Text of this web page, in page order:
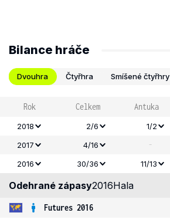
Bilance hráče
Dvouhra Čtyřhra Smíšené čtyřhry
Rok Celkem Antuka
2018 2/6 1/2
2017
4/16 -
2016
30/36 11/13
Odehrané zápasy2016Hala
Futures 2016